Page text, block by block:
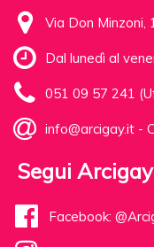
Via Don Minzoni,
Dal lunedì al
051 09 57 241
info@arcigay.it -
Segui
Facebook: